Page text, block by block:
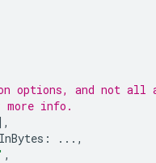
options, and not
info.
:
...,
,